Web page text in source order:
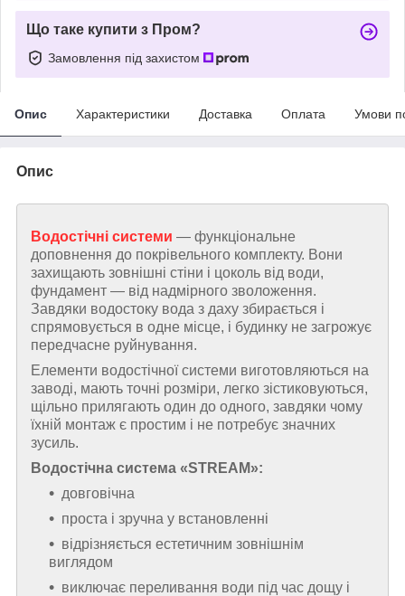
Що таке купити з Пром?
Замовлення під захистом
Опис Характеристики Доставка Оплата Умови
Опис
Водостічні системи — функціональне
доповнення до покрівельного комплекту. Вони
захищають зовнішні стіни і цоколь від води,
фундамент — від надмірного зволоження.
Завдяки водостоку вода з даху збирається і
спрямовується в одне місце, і будинку не загрожує
передчасне руйнування.
Елементи водостічної системи виготовляються на
заводі, мають точні розміри, легко зістиковуються,
щільно прилягають один до одного, завдяки чому
їхній монтаж є простим і не потребує значних
зусиль.
Водостічна система «STREAM»:
довговічна
проста і зручна у встановленні
відрізняється естетичним зовнішнім
виглядом
виключає переливання води під час дощу і